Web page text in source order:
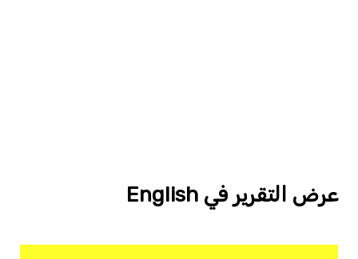
عرض التقرير في English